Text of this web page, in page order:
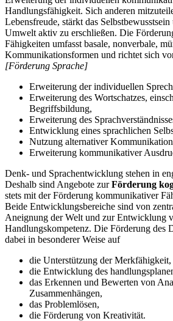
Handlungsfähigkeit. Sich anderen
Lebensfreude, stärkt das
Umwelt aktiv zu erschließen. Die
Fähigkeiten umfasst basale, nonverbale,
Kommunikationsformen und richtet sich
[Förderung Sprache]
Erweiterung der individuellen
Erweiterung des Wortschatzes,
Begriffsbildung,
Erweiterung des
Entwicklung eines sprachlichen
Nutzung alternativer
Erweiterung kommunikativer
Denk- und Sprachentwicklung stehen in
Deshalb sind Angebote zurFörderung
stets mit der Förderung kommunikativer
Beide Entwicklungsbereiche sind von
Aneignung der Welt und zur Entwicklung
Handlungskompetenz. Die Förderung des
dabei in besonderer Weise auf
die Unterstützung der Merkfähigkeit,
die Entwicklung des
das Erkennen und Bewerten von
Zusammenhängen,
das Problemlösen,
die Förderung von Kreativität.